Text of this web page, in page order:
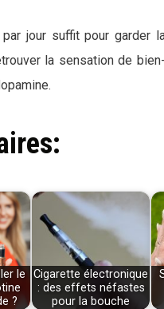
jour suffit pour garder
la sensation de
le
?
Cigarette électronique
: des effets néfastes
pour la bouche